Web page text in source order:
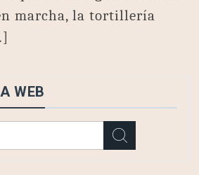
marcha, la tortillería
WEB